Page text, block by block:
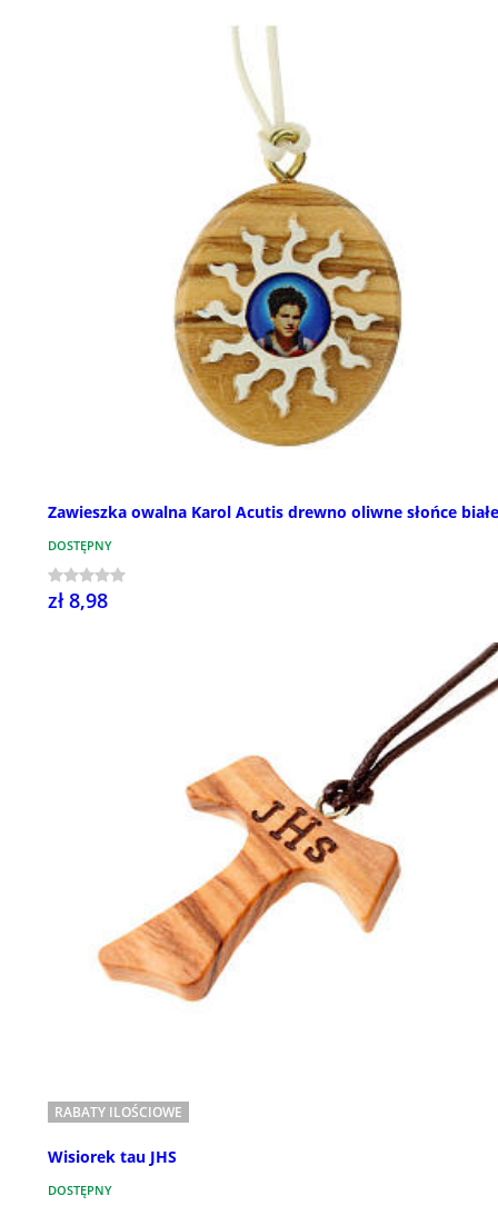
Zawieszka owalna Karol Acutis drewno oliwne słońce białe
DOSTĘPNY
zł 8,98
RABATY ILOŚCIOWE
Wisiorek tau JHS
DOSTĘPNY